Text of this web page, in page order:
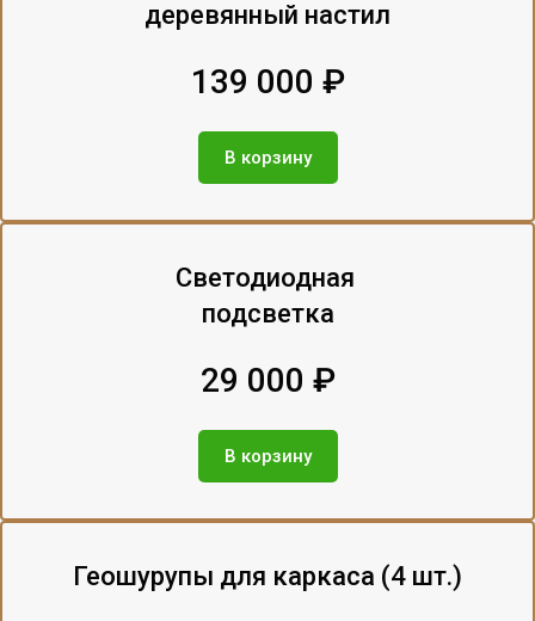
деревянный настил
139 000 ₽
В корзину
Светодиодная
подсветка
29 000 ₽
В корзину
Геошурупы для каркаса (4 шт.)